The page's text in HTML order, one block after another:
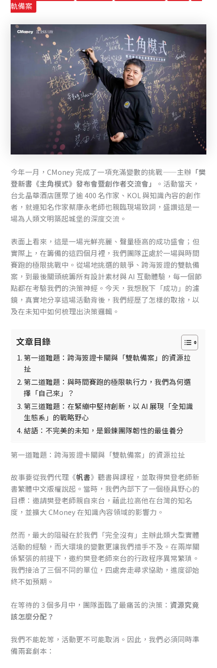
軌備案
今年一月，CMoney 完成了一項充滿變數的挑戰——主辦 「樊
登新書《主角模式》發布會暨創作者交流會」
。活動當天，
台北晶華酒店匯聚了逾 400 名作家、KOL 與知識內容的創作
者，就連知名作家蔡康永老師也親臨現場致詞，盛讚這是一
場為人類文明築起城堡的深度交流。
表面上看來，這是一場光鮮亮麗、聲量極高的成功盛會；但
實際上，在籌備的這四個月裡，我們團隊正處於一場與時間
賽跑的極限挑戰中。從場地挑選的競爭、跨海簽證的雙軌備
案，到最後關頭統籌所有設計素材與 AI 互動體驗，每一個節
點都在考驗我們的決策神經。今天，我想脫下「成功」的濾
鏡，真實地分享這場活動背後，我們經歷了怎樣的取捨，以
及在未知中如何梳理出決策邏輯。
文章目錄
第一道難題：跨海簽證卡關與「雙軌備案」的資源拉
扯
第二道難題：與時間賽跑的極限執行力，我們為何選
擇「自己來」？
第三道難題：在緊繃中堅持創新，以 AI 展現「全知識
生態系」的戰略野心
結語：不完美的未知，是鍛鍊團隊韌性的最佳養分
第一道難題：跨海簽證卡關與「雙軌備案」的資源拉扯
故事要從我們代理《帆書》聽書與課程，並取得樊登老師新
書繁體中文版權說起。當時，我們內部下了一個極具野心的
目標：邀請樊登老師親自來台，藉此拉高他在台灣的知名
度，並擴大 CMoney 在知識內容領域的影響力。
然而，最大的阻礙在於我們「完全沒有」主辦此類大型實體
活動的經驗，而大環境的變數更讓我們措手不及。在兩岸關
係緊張的前提下，邀約樊登老師來台的行政程序異常繁瑣。
我們接洽了三個不同的單位，四處奔走尋求協助，進度卻始
終不如預期。
在等待的 3 個多月中，團隊面臨了最痛苦的決策：資源究竟
該怎麼分配？
我們不能乾等，活動更不可能取消。因此，我們必須同時準
備兩套劇本：